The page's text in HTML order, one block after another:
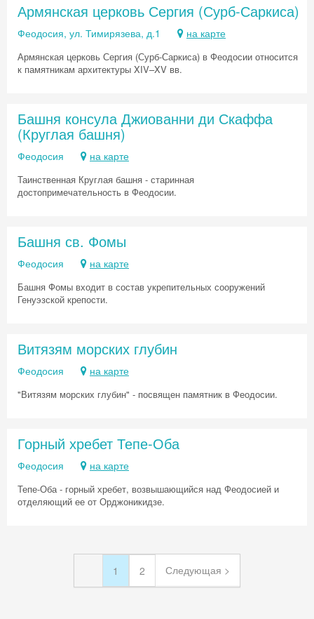
Армянская церковь Сергия (Сурб-Саркиса)
Феодосия, ул. Тимирязева, д.1 на карте
Армянская церковь Сергия (Сурб-Саркиса) в Феодосии относится
к памятникам архитектуры XIV–XV вв.
Башня консула Джиованни ди Скаффа
(Круглая башня)
Феодосия на карте
Таинственная Круглая башня - старинная
достопримечательность в Феодосии.
Башня св. Фомы
Феодосия на карте
Башня Фомы входит в состав укрепительных сооружений
Генуэзской крепости.
Витязям морских глубин
Феодосия на карте
"Витязям морских глубин" - посвящен памятник в Феодосии.
Горный хребет Тепе-Оба
Феодосия на карте
Тепе-Оба - горный хребет, возвышающийся над Феодосией и
отделяющий ее от Орджоникидзе.
1 2 Следующая >